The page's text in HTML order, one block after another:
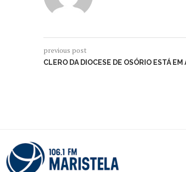
previous post
CLERO DA DIOCESE DE OSÓRIO ESTÁ